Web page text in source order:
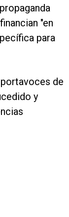
"en
para
de
y